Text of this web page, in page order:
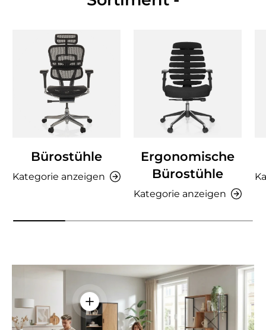
Bürostühle
Kategorie anzeigen
Ergonomische
Bürostühle
Kategorie anzeigen
Einzelheiten anzeigen - AMIO H -